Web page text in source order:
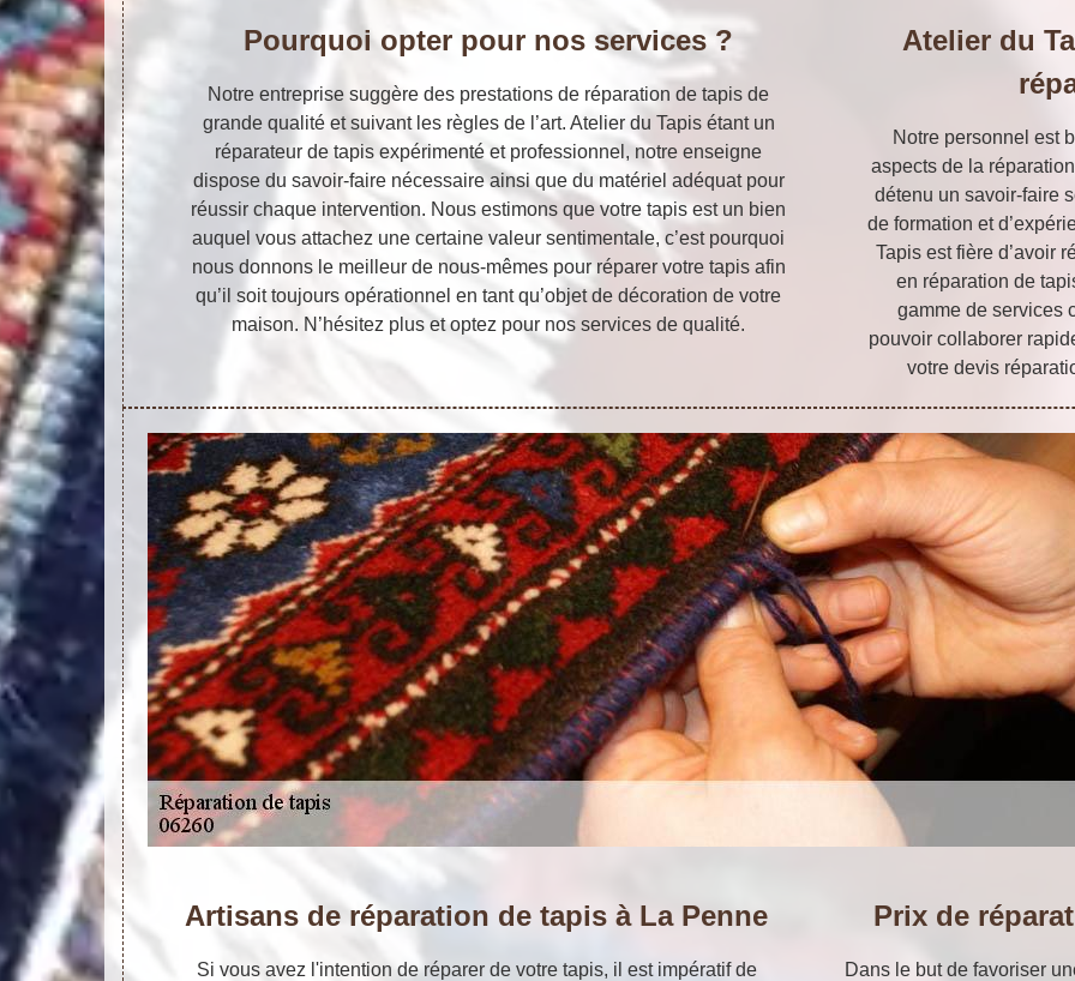
Pourquoi opter pour nos services ?
Notre entreprise suggère des prestations de réparation de tapis de
grande qualité et suivant les règles de l’art. Atelier du Tapis étant un
réparateur de tapis expérimenté et professionnel, notre enseigne
dispose du savoir-faire nécessaire ainsi que du matériel adéquat pour
réussir chaque intervention. Nous estimons que votre tapis est un bien
auquel vous attachez une certaine valeur sentimentale, c’est pourquoi
nous donnons le meilleur de nous-mêmes pour réparer votre tapis afin
qu’il soit toujours opérationnel en tant qu’objet de décoration de votre
maison. N’hésitez plus et optez pour nos services de qualité.
Atelier du
Notre personnel est
aspects de la
détenu un savoir-faire
de formation et
Tapis est fière d’avoir
en réparation de
gamme de services
pouvoir collaborer
votre devis
Artisans de réparation de tapis à La Penne
Si vous avez l'intention de réparer de votre tapis, il est impératif de
Prix de
Dans le but de favoriser